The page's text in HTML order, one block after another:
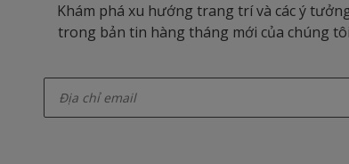
Khám phá xu hướng trang trí và các ý
trong bản tin hàng tháng mới của chúng tôi